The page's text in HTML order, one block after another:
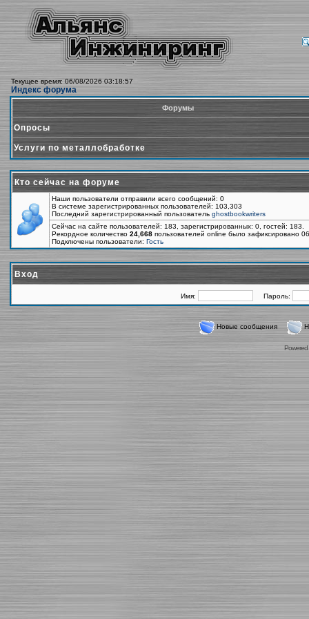
Текущее время: 06/08/2026 03:18:57
Индекс форума
Форумы
Опросы
Услуги по металлобработке
Кто сейчас на форуме
Наши пользователи отправили всего сообщений: 0
В системе зарегистрированных пользователей: 103,303
Последний зарегистрированный пользователь ghostbookwriters
Сейчас на сайте пользователей: 183, зарегистрированных: 0, гостей:
Рекордное количество 24,668 пользователей online было зафиксировано
Подключены пользователи: Гость
Вход
Имя: Пароль:
Новые сообщения